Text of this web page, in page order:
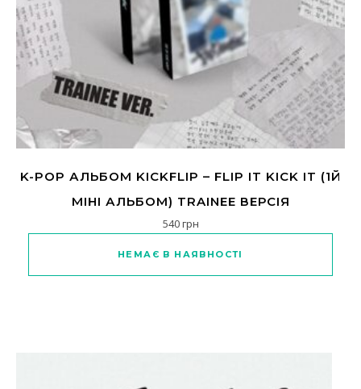
K-POP АЛЬБОМ KICKFLIP – FLIP IT KICK IT (1Й
МІНІ АЛЬБОМ) TRAINEE ВЕРСІЯ
540грн
НЕМАЄ В НАЯВНОСТІ